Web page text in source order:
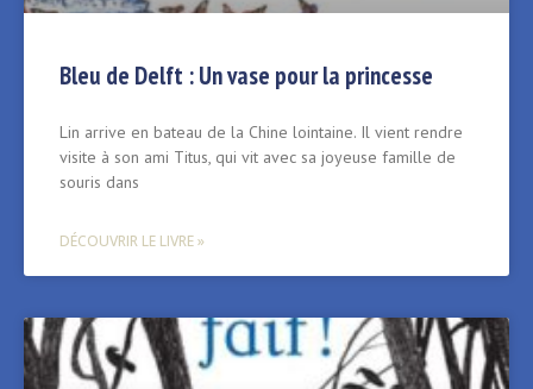
Bleu de Delft : Un vase pour la princesse
Lin arrive en bateau de la Chine lointaine. Il vient rendre
visite à son ami Titus, qui vit avec sa joyeuse famille de
souris dans
DÉCOUVRIR LE LIVRE »